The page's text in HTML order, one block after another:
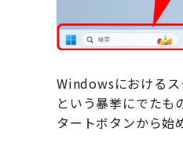
Windowsにおけるス
という暴挙にでたも
タートボタンから始